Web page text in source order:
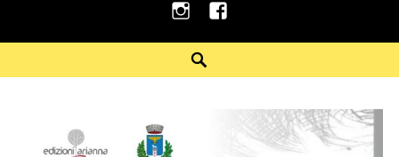
instagramfacebook